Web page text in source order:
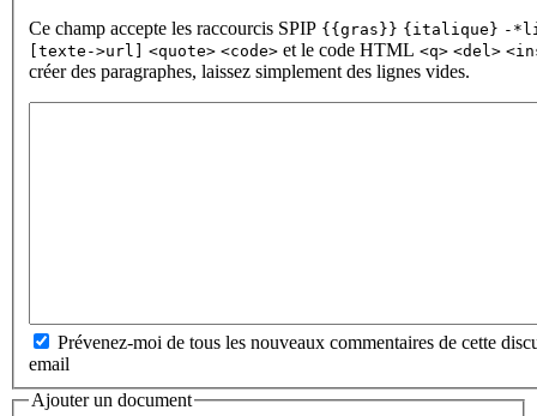
Ce champ accepte les raccourcis SPIP {{gras}} {italique} -
[texte->url]
<quote> <code> et le code HTML <q> <del>
créer des paragraphes, laissez simplement des lignes vides.
Prévenez-moi de tous les nouveaux commentaires de cette
email
Ajouter un document